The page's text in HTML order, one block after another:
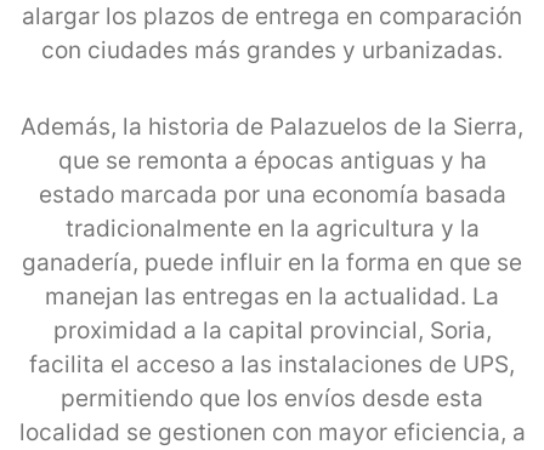
alargar los plazos de entrega en comparación
con ciudades más grandes y urbanizadas.
Además, la historia de Palazuelos de la Sierra,
que se remonta a épocas antiguas y ha
estado marcada por una economía basada
tradicionalmente en la agricultura y la
ganadería, puede influir en la forma en que se
manejan las entregas en la actualidad. La
proximidad a la capital provincial, Soria,
facilita el acceso a las instalaciones de UPS,
permitiendo que los envíos desde esta
localidad se gestionen con mayor eficiencia, a